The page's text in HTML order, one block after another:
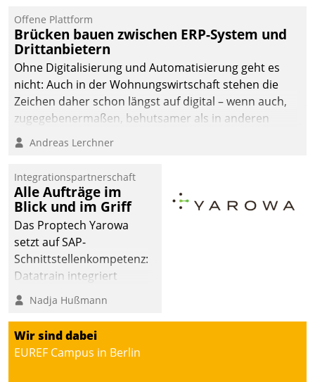
Einsparungen durch optimierte und automatisierte
Prozesse. Doch man darf nicht zu viel erwarten: Allein
mit der Einführung einer neuen Software ist es nicht
getan. Die Digitalisierung erfordert von Unternehmen
die Bereitschaft, sich zu überprüfen, zu hinterfragen
und zu verändern.
Offene Plattform
Brücken bauen zwischen ERP-System und
Drittanbietern
Ohne Digitalisierung und Automatisierung geht es
nicht: Auch in der Wohnungswirtschaft stehen die
Zeichen daher schon längst auf digital – wenn auch,
zugegebenermaßen, behutsamer als in anderen
Branchen.
Andreas Lerchner
Integrationspartnerschaft
Alle Aufträge im
Blick und im Griff
Das Proptech Yarowa
setzt auf SAP-
Schnittstellenkompetenz:
Datatrain integriert
Yarowas Portal zur
Vergabe und Verwaltung
von Aufträgen der
operativen
Instandhaltung in die
Nadja Hußmann
Wir sind dabei
EUREF Campus in Berlin